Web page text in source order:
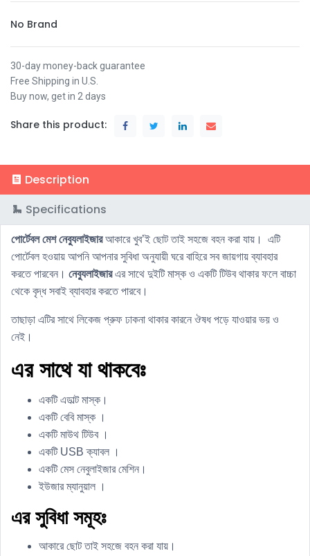
No Brand
30-day money-back guarantee
Free Shipping in U.S.
Buy now, get in 2 days
Share this product:
Description
Specifications
পোর্টেবল মেশ নেব্যুলাইজারআকারে খুব’ই ছোট তাই সহজে বহন করা যায়। এটি
পোর্টেবল হওয়ায় আপনি আপনার সুবিধা অনুযায়ী ঘরে বাহিরে সব জায়গায় ব্যাবহার
করতে পারবেন। নেব্যুলাইজারএর সাথে দুইটি মাস্ক ও একটি টিউব থাকার ফলে বাচ্চা
থেকে বৃদ্ধ সবাই ব্যাবহার করতে পারবে।
তাছাড়া এটির সাথে লিকেজ প্রুফ ঢাকনা থাকার কারনে ঔষধ পড়ে যাওয়ার ভয় ও
নেই।
এর সাথে যা থাকবেঃ
একটি এডাল্ট মাস্ক।
একটি বেবি মাস্ক ।
একটি মাউথ টিউব ।
একটি USB ক্যাবল ।
একটি মেস নেবুলাইজার মেশিন।
ইউজার ম্যানুয়াল ।
এর সুবিধা সমূহঃ
আকারে ছোট তাই সহজে বহন করা যায়।